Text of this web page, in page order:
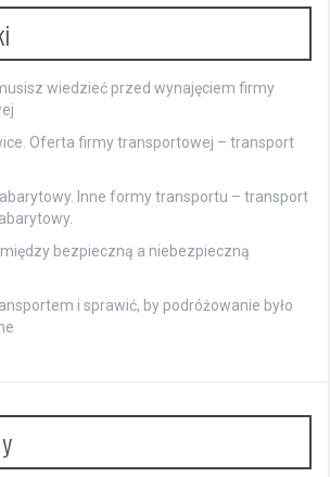
wiedzieć przed wynajęciem firmy
Oferta firmy transportowej – transport
Inne formy transportu – transport
bezpieczną a niebezpieczną
i sprawić, by podróżowanie było